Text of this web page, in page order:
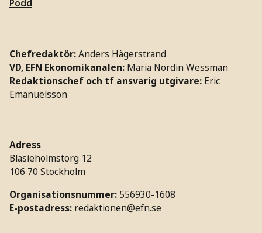
Podd
Chefredaktör:Anders Hägerstrand
VD, EFN Ekonomikanalen: Maria Nordin Wessman
Redaktionschef och tf ansvarig utgivare: Eric
Emanuelsson
Adress
Blasieholmstorg 12
106 70 Stockholm
Organisationsnummer: 556930-1608
E-postadress: redaktionen@efn.se